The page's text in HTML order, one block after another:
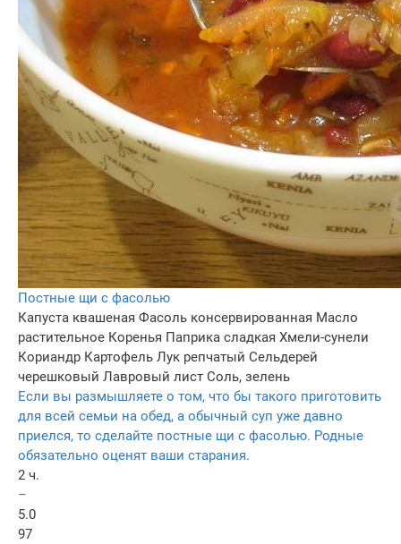
Постные щи с фасолью
Капуста квашеная Фасоль консервированная Масло
растительное Коренья Паприка сладкая Хмели-сунели
Кориандр Картофель Лук репчатый Сельдерей
черешковый Лавровый лист Соль, зелень
Если вы размышляете о том, что бы такого приготовить
для всей семьи на обед, а обычный суп уже давно
приелся, то сделайте постные щи с фасолью. Родные
обязательно оценят ваши старания.
2 ч.
–
5.0
97